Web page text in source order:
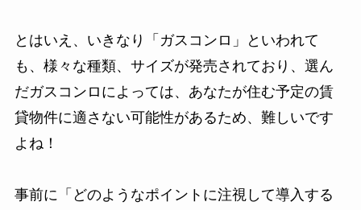
とはいえ、いきなり「ガスコンロ」といわれて
も、様々な種類、サイズが発売されており、選ん
だガスコンロによっては、あなたが住む予定の賃
貸物件に適さない可能性があるため、難しいです
よね！
事前に「どのようなポイントに注視して導入する